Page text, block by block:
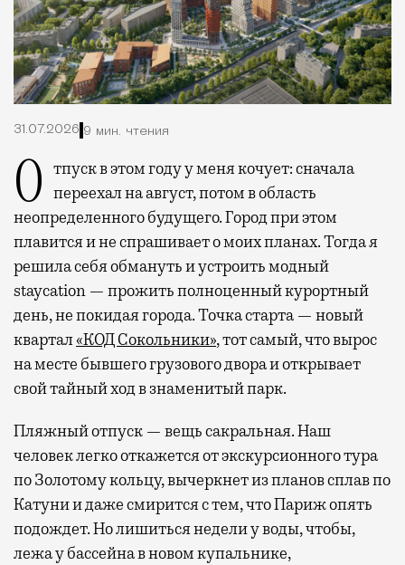
31.07.2026 9 мин. чтения
Отпуск в этом году у меня кочует: сначала переехал на август, потом в область
неопределенного будущего. Город при этом
плавится и не спрашивает о моих планах. Тогда я
решила себя обмануть и устроить модный
staycation — прожить полноценный курортный
день, не покидая города. Точка старта — новый
квартал«КОД Сокольники», тот самый, что вырос
на месте бывшего грузового двора и открывает
свой тайный ход в знаменитый парк.
Пляжный отпуск — вещь сакральная. Наш
человек легко откажется от экскурсионного тура
по Золотому кольцу, вычеркнет из планов сплав по
Катуни и даже смирится с тем, что Париж опять
подождет. Но лишиться недели у воды, чтобы,
лежа у бассейна в новом купальнике,